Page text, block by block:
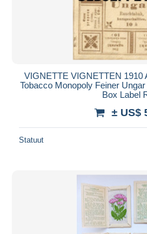
VIGNETTE VIGNETTEN 1910
Tobacco Monopoly Feiner
Box Label
± US$
Statuut